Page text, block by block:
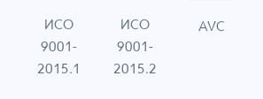
ИСО
9001-
2015.1
ИСО
9001-
2015.2
AVC